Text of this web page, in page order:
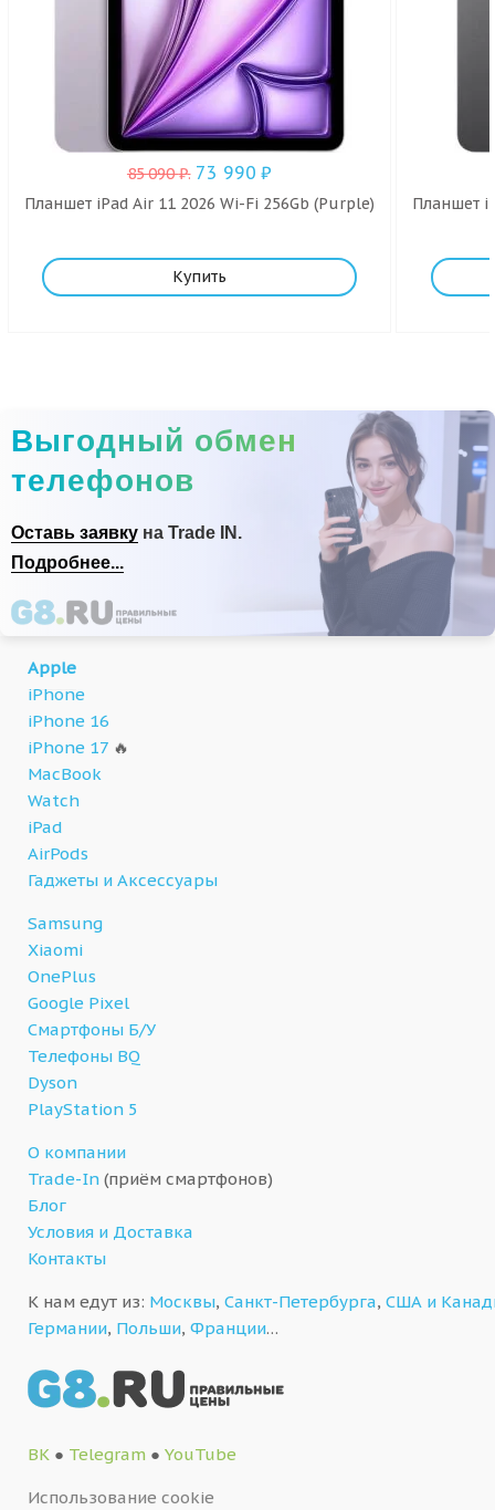
85 090₽. 73 990₽
Планшет iPad Air 11 2026 Wi-Fi 256Gb (Purple)
Купить
Планшет
Выгодный обмен
телефонов
Оставь заявку на Trade IN.
Подробнее...
Apple
iPhone
iPhone 16
iPhone 17 🔥
MacBook
Watch
iPad
AirPods
Гаджеты и Аксессуары
Samsung
Xiaomi
OnePlus
Google Pixel
Смартфоны Б/У
Телефоны BQ
Dyson
PlayStation 5
О компании
Trade-In (приём смартфонов)
Блог
Условия и Доставка
Контакты
К нам едут из: Москвы, Санкт-Петербурга, США и
Германии, Польши, Франции…
ВК ● Telegram ● YouTube
Использование cookie